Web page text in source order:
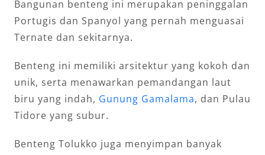
Bangunan benteng ini merupakan peninggalan
Portugis dan Spanyol yang pernah menguasai
Ternate dan sekitarnya.
Benteng ini memiliki arsitektur yang kokoh dan
unik, serta menawarkan pemandangan laut
biru yang indah, Gunung Gamalama, dan Pulau
Tidore yang subur.
Benteng Tolukko juga menyimpan banyak